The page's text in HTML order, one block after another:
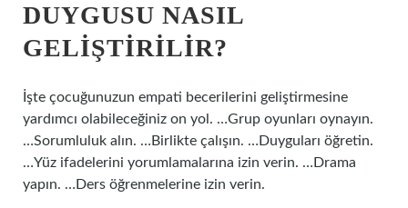
DUYGUSU NASIL
GELIŞTIRILIR?
İşte çocuğunuzun empati becerilerini geliştirmesine
yardımcı olabileceğiniz on yol. …Grup oyunları oynayın.
…Sorumluluk alın. …Birlikte çalışın. …Duyguları öğretin.
…Yüz ifadelerini yorumlamalarına izin verin. …Drama
yapın. …Ders öğrenmelerine izin verin.